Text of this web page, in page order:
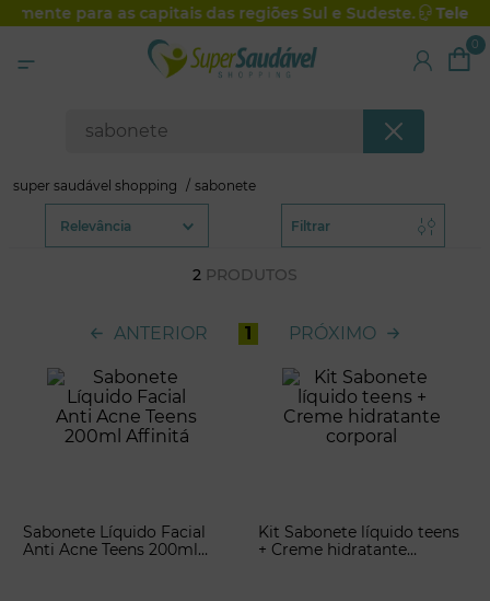
para as capitais das regiões Sul e Sudeste.
fechar
0
O que procura hoje?
super saudável shopping sabonete
Relevância Filtrar
2 PRODUTOS
ANTERIOR 1 PRÓXIMO
Sabonete Líquido Facial
Anti Acne Teens 200ml
Kit Sabonete líquido teens
+ Creme hidratante